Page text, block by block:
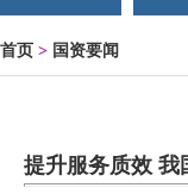
首页 > 国资要闻
提升服务质效 我